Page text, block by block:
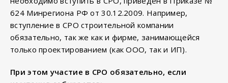
624 Минрегиона РФ от 30.12.2009. Например,
вступление в СРО строительной компании
обязательно, так же как и фирме, занимающейся
только проектированием (как ООО, так и ИП).
При этом участие в СРО обязательно, если